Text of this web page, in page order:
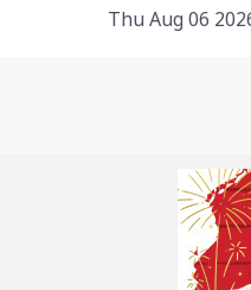
Thu Aug 06